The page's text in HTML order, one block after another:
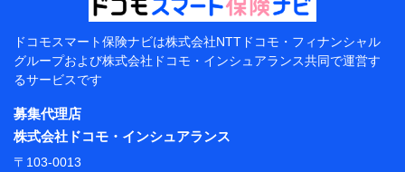
電子的・電磁的方法等
【共同して利用する者の範囲】
当社
株式会社NTTドコモ・フィナンシャルグループ
【利用目的】
当社または株式会社NTTドコモ・フィナンシャルグルー
ドコモスマート保険ナビは株式会社NTTドコモ・フィナンシャル
グループおよび株式会社ドコモ・インシュアランス共同で運営す
るサービスです
募集代理店
株式会社ドコモ・インシュアランス
〒103-0013